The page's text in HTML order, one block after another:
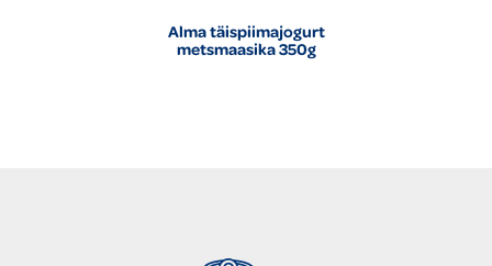
Alma täispiimajogurt
metsmaasika 350g